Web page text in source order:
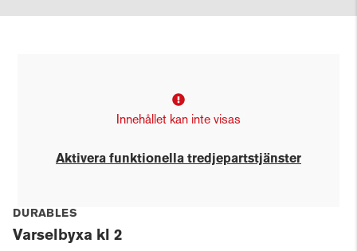
Innehållet kan inte visas
Aktivera funktionella tredjepartstjänster
DURABLES
Varselbyxa kl 2